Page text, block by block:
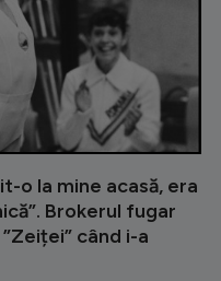
o la mine acasă, era
Brokerul fugar
când i-a